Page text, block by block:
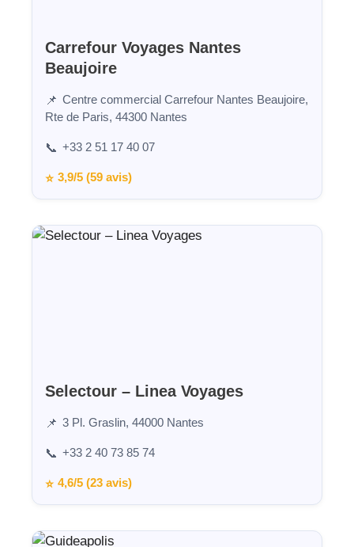
Carrefour Voyages Nantes
Beaujoire
📌 Centre commercial Carrefour Nantes Beaujoire,
Rte de Paris, 44300 Nantes
📞 +33 2 51 17 40 07
⭐ 3,9/5 (59 avis)
Selectour – Linea Voyages
📌 3 Pl. Graslin, 44000 Nantes
📞 +33 2 40 73 85 74
⭐ 4,6/5 (23 avis)